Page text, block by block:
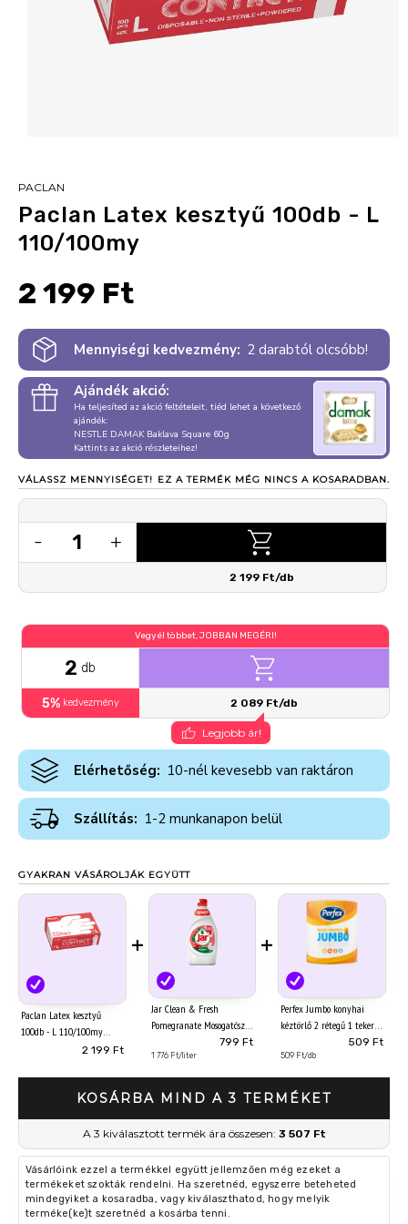
PACLAN
Paclan Latex kesztyű 100db - L
110/100my
2 199 Ft
Mennyiségi kedvezmény: 2 darabtól olcsóbb!
Ajándék akció:
Ha teljesíted az akció feltételeit, tiéd lehet a következő
ajándék:
NESTLE DAMAK Baklava Square 60g
Kattints az akció részleteihez!
VÁLASSZ MENNYISÉGET! EZ A TERMÉK MÉG NINCS A KOSARADBAN.
- 1 +
2 199 Ft/db
Vegyél többet, JOBBAN MEGÉRI!
2 db
5% kedvezmény 2 089 Ft/db
Legjobb ár!
Elérhetőség: 10-nél kevesebb van raktáron
Szállítás: 1-2 munkanapon belül
GYAKRAN VÁSÁROLJÁK EGYÜTT
Paclan Latex kesztyű
100db - L 110/100my
2 199 Ft
+
Jar Clean & Fresh
Pomegranate Mosogatószer,
799 Ft
1 776 Ft/liter
+
Perfex Jumbo konyhai
kéztörlő 2 rétegű 1 tekercs
509 Ft
509 Ft/db
KOSÁRBA MIND A 3 TERMÉKET
A 3 kiválasztott termék ára összesen: 3 507 Ft
Vásárlóink ezzel a termékkel együtt jellemzően még ezeket a
termékeket szokták rendelni. Ha szeretnéd, egyszerre beteheted
mindegyiket a kosaradba, vagy kiválaszthatod, hogy melyik
terméke(ke)t szeretnéd a kosárba tenni.